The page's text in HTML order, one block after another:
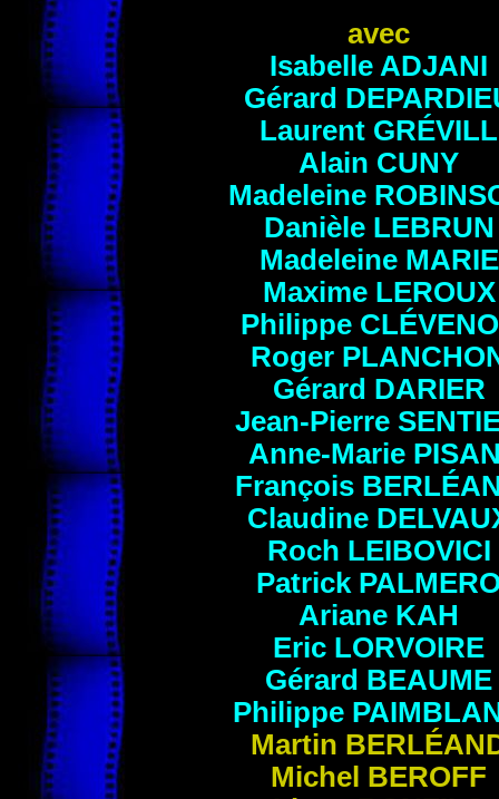
avec
Isabelle ADJANI
Gérard
Laurent GRÉVILL
Alain CUNY
Madeleine
Danièle LEBRUN
Madeleine MARIE
Maxime LEROUX
Philippe
Roger
Gérard DARIER
Jean-Pierre
Anne-Marie
François
Claudine
Roch LEIBOVICI
Patrick
Ariane KAH
Eric LORVOIRE
Gérard BEAUME
Philippe
Martin
Michel BEROFF